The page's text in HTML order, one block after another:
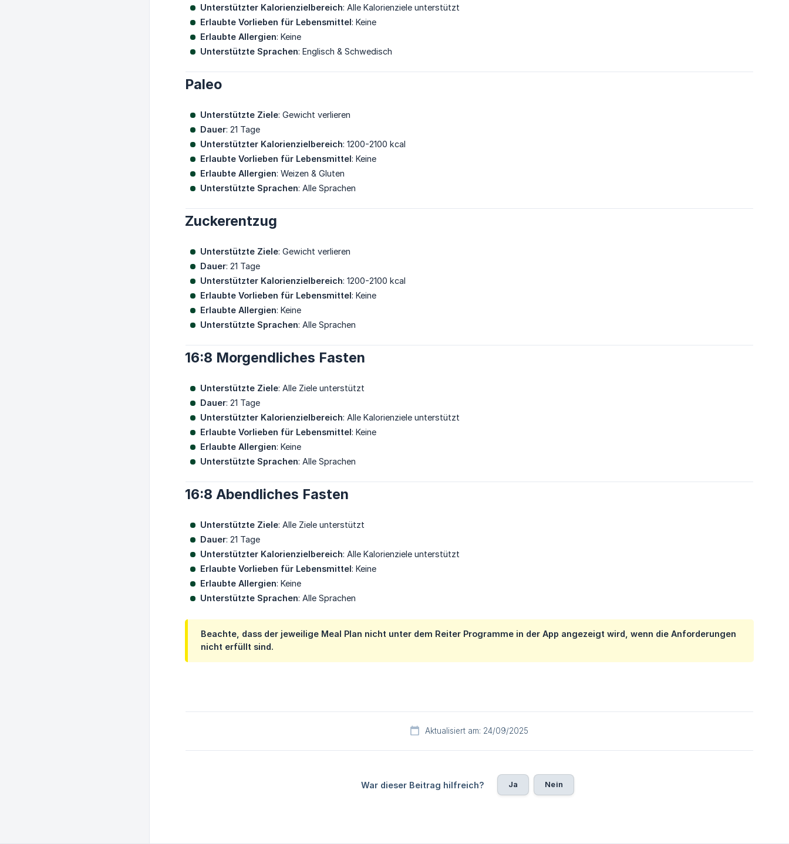
Unterstützter Kalorienzielbereich: Alle Kalorienziele unterstützt
Erlaubte Vorlieben für Lebensmittel: Keine
Erlaubte Allergien: Keine
Unterstützte Sprachen: Englisch & Schwedisch
Paleo
Unterstützte Ziele: Gewicht verlieren
Dauer: 21 Tage
Unterstützter Kalorienzielbereich: 1200-2100 kcal
Erlaubte Vorlieben für Lebensmittel: Keine
Erlaubte Allergien: Weizen & Gluten
Unterstützte Sprachen: Alle Sprachen
Zuckerentzug
Unterstützte Ziele: Gewicht verlieren
Dauer: 21 Tage
Unterstützter Kalorienzielbereich: 1200-2100 kcal
Erlaubte Vorlieben für Lebensmittel: Keine
Erlaubte Allergien: Keine
Unterstützte Sprachen: Alle Sprachen
16:8 Morgendliches Fasten
Unterstützte Ziele: Alle Ziele unterstützt
Dauer: 21 Tage
Unterstützter Kalorienzielbereich: Alle Kalorienziele unterstützt
Erlaubte Vorlieben für Lebensmittel: Keine
Erlaubte Allergien: Keine
Unterstützte Sprachen: Alle Sprachen
16:8 Abendliches Fasten
Unterstützte Ziele: Alle Ziele unterstützt
Dauer: 21 Tage
Unterstützter Kalorienzielbereich: Alle Kalorienziele unterstützt
Erlaubte Vorlieben für Lebensmittel: Keine
Erlaubte Allergien: Keine
Unterstützte Sprachen: Alle Sprachen
Beachte, dass der jeweilige Meal Plan nicht unter dem Reiter Programme in der App angezeigt wird, wenn die Anforderungen
nicht erfüllt sind.
Aktualisiert am: 24/09/2025
War dieser Beitrag hilfreich? Ja Nein